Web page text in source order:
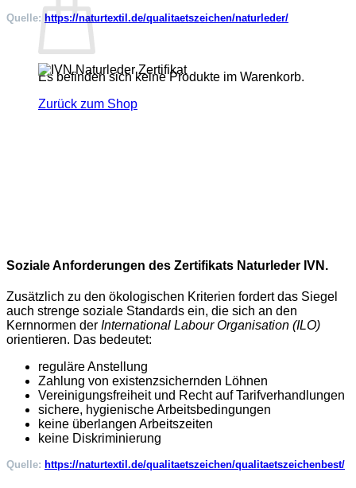
Es befinden sich keine Produkte im Warenkorb.
Zurück zum Shop
Quelle: https://naturtextil.de/qualitaetszeichen/naturleder/
Soziale Anforderungen des Zertifikats Naturleder IVN.
Zusätzlich zu den ökologischen Kriterien fordert das Siegel
auch strenge soziale Standards ein, die sich an den
Kernnormen der International Labour Organisation (ILO)
orientieren. Das bedeutet:
reguläre Anstellung
Zahlung von existenzsichernden Löhnen
Vereinigungsfreiheit und Recht auf Tarifverhandlungen
sichere, hygienische Arbeitsbedingungen
keine überlangen Arbeitszeiten
keine Diskriminierung
Quelle: https://naturtextil.de/qualitaetszeichen/qualitaetszeichenbest/